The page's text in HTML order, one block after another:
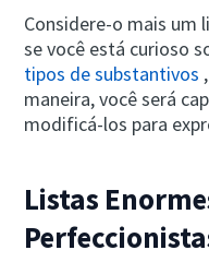
Considere-o mais um
se você está curioso
tipos de substantivos
maneira, você será
modificá-los para
Listas